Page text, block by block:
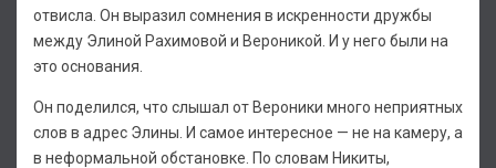
отвисла. Он выразил сомнения в искренности дружбы
между Элиной Рахимовой и Вероникой. И у него были на
это основания.
Он поделился, что слышал от Вероники много неприятных
слов в адрес Элины. И самое интересное — не на камеру, а
в неформальной обстановке. По словам Никиты,